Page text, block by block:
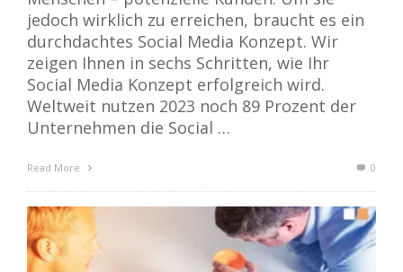
jedoch wirklich zu erreichen, braucht es ein
durchdachtes Social Media Konzept. Wir
zeigen Ihnen in sechs Schritten, wie Ihr
Social Media Konzept erfolgreich wird.
Weltweit nutzen 2023 noch 89 Prozent der
Unternehmen die Social …
Read More 0